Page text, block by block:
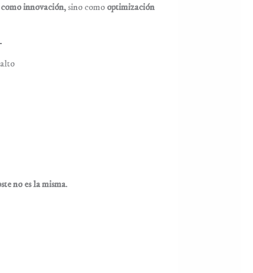
innovación, sino como optimización
no es la misma.